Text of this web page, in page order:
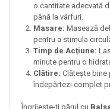
o cantitate adecvată
până la vârfuri.
Masare: Masează
pentru a stimula
Timp de Acțiune:
minute pentru o
Clătire: Clătește bine
îndepărtezi complet
Îngrijește-ți părul cu